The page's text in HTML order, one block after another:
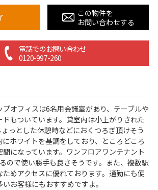
この物件を
お問い合わせする
電話でのお問い合わせ
0120-997-260
プオフィスは6名用会議室があり、テーブルや
もついています。貸室内は小上がりされた
っとした休憩時などにおくつろぎ頂けそう
ホワイトを基調をしており、ところどころ
になっています。ワンフロアワンテナント
ので使い勝手も良さそうです。また、複数駅
めアクセスに優れております。通勤にも便
お客様にもおすすめですよ。